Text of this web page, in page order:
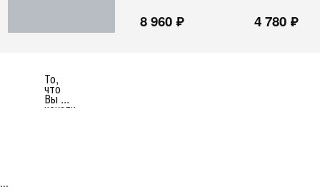
8 960 ₽
Lexus RX FL 2019-2022
4 780 ₽
То,
что
Вы ...
искали
...